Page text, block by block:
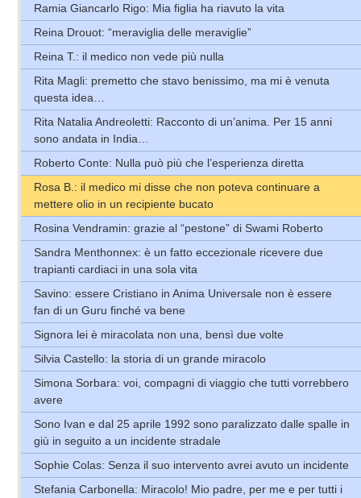
Ramia Giancarlo Rigo: Mia figlia ha riavuto la vita
Reina Drouot: “meraviglia delle meraviglie”
Reina T.: il medico non vede più nulla
Rita Magli: premetto che stavo benissimo, ma mi è venuta
questa idea…
Rita Natalia Andreoletti: Racconto di un’anima. Per 15 anni
sono andata in India…
Roberto Conte: Nulla può più che l’esperienza diretta
Rosa B.: il medico mi disse che non poteva continuare a
mettere olio in un recipiente bucato
Rosina Vendramin: grazie al “pestone” di Swami Roberto
Sandra Menthonnex: è un fatto eccezionale ricevere due
trapianti cardiaci in una sola vita
Savino: essere Cristiano in Anima Universale non è essere
fan di un Guru finché va bene
Signora lei è miracolata non una, bensì due volte
Silvia Castello: la storia di un grande miracolo
Simona Sorbara: voi, compagni di viaggio che tutti vorrebbero
avere
Sono Ivan e dal 25 aprile 1992 sono paralizzato dalle spalle in
giù in seguito a un incidente stradale
Sophie Colas: Senza il suo intervento avrei avuto un incidente
Stefania Carbonella: Miracolo! Mio padre, per me e per tutti i